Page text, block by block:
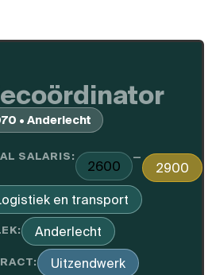
• Anderlecht
SALARIS:
2600
—
2900
en transport
Anderlecht
Uitzendwerk